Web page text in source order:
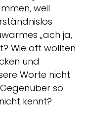
weil
„ach ja,
Wie oft wollten
und
Worte nicht
so
kennt?